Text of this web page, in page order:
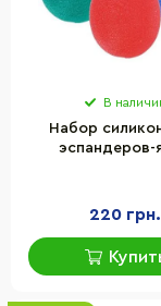
В
Набор
эспандеров-
PowerPlay
3 шт
220 грн.